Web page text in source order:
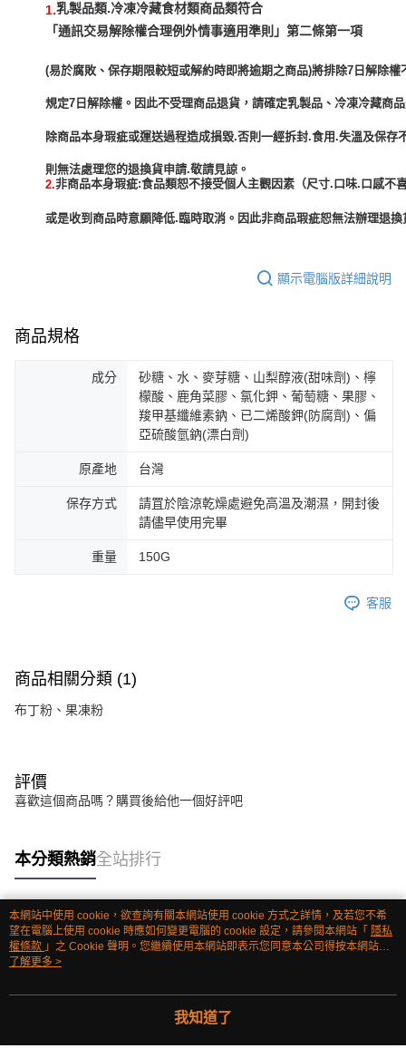
1.乳製品類.冷凍冷藏食材類商品類符合
「通訊交易解除權合理例外情事適用準則」第二條第一項
(易於腐敗、保存期限較短或解約時即將逾期之商品)將排除7日解除權
規定7日解除權。因此不受理商品退貨，請確定乳製品、冷凍冷藏商
除商品本身瑕疵或運送過程造成損毀.否則一經拆封.食用.失溫及保存
2.非商品本身瑕疵:食品類恕不接受個人主觀因素（尺寸.口味.口感不
或是收到商品時意願降低.臨時取消。因此非商品瑕疵恕無法辦理退
顯示電腦版詳細說明
商品規格
成分
砂糖、水、麥芽糖、山梨醇液(甜味劑)、檸
檬酸、鹿角菜膠、氯化鉀、葡萄糖、果膠、
羧甲基纖維素鈉、已二烯酸鉀(防腐劑)、偏
亞硫酸氫鈉(漂白劑)
原產地 台灣
保存方式
請罝於陰涼乾燥處避免高溫及潮濕，開封後
請儘早使用完畢
重量 150G
客服
商品相關分類 (1)
布丁粉、果凍粉
評價
喜歡這個商品嗎？購買後給他一個好評吧
本分類熱銷全站排行
熱門標籤
本網站中使用 cookie，欲查詢有關本網站使用 cookie 方式之詳情，及若您不希
望在電腦上使用 cookie 時應如何變更電腦的 cookie 設定，請參閱本網站「 隱私
權條款 」之 Cookie 聲明。您繼續使用本網站即表示您同意本公司得按本網站使
用條款之 Cookie 聲明使用 cookie。
了解更多 >
我知道了